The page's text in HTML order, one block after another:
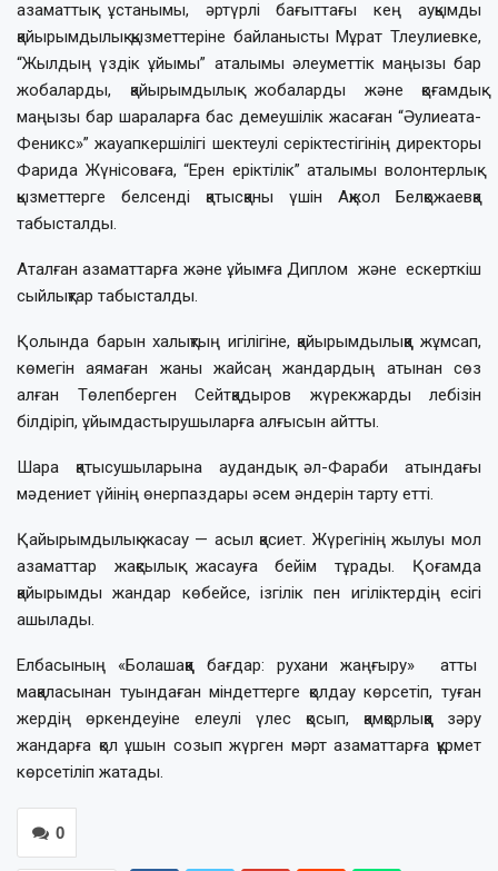
азаматтық ұстанымы, әртүрлі бағыттағы кең ауқымды
қайырымдылық қызметтеріне байланысты Мұрат Тлеулиевке,
“Жылдың үздік ұйымы” аталымы әлеуметтік маңызы бар
жобаларды, қайырымдылық жобаларды және қоғамдық
маңызы бар шараларға бас демеушілік жасаған “Әулиеата-
Феникс»” жауапкершілігі шектеулі серіктестігінің директоры
Фарида Жүнісоваға, “Ерен еріктілік” аталымы волонтерлық
қызметтерге белсенді қатысқаны үшін Ақжол Белқожаевқа
табысталды.
Аталған азаматтарға және ұйымға Диплом және ескерткіш
сыйлықтар табысталды.
Қолында барын халықтың игілігіне, қайырымдылыққа жұмсап,
көмегін аямаған жаны жайсаң жандардың атынан сөз
алған Төлепберген Сейтқадыров жүрекжарды лебізін
білдіріп, ұйымдастырушыларға алғысын айтты.
Шара қатысушыларына аудандық әл-Фараби атындағы
мәдениет үйінің өнерпаздары әсем әндерін тарту етті.
Қайырымдылық жасау — асыл қасиет. Жүрегінің жылуы мол
азаматтар жақсылық жасауға бейім тұрады. Қоғамда
қайырымды жандар көбейсе, ізгілік пен игіліктердің есігі
ашылады.
Елбасының «Болашаққа бағдар: рухани жаңғыру» атты
мақаласынан туындаған міндеттерге қолдау көрсетіп, туған
жердің өркендеуіне елеулі үлес қосып, қамқорлыққа зәру
жандарға қол ұшын созып жүрген мәрт азаматтарға құрмет
көрсетіліп жатады.
0